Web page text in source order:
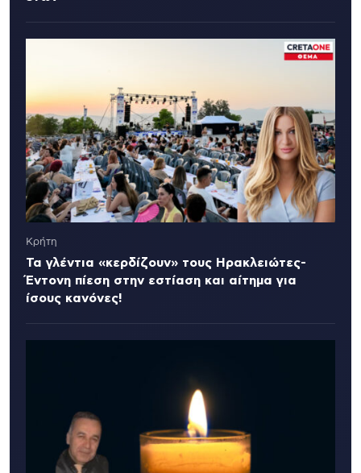
Κρήτη
Τα γλέντια «κερδίζουν» τους Ηρακλειώτες-
Έντονη πίεση στην εστίαση και αίτημα για
ίσους κανόνες!